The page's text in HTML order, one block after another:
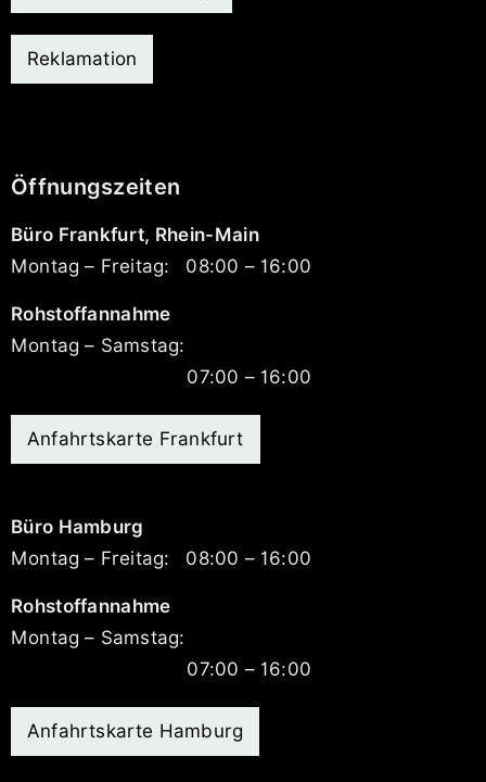
Reklamation
Öffnungszeiten
Büro Frankfurt, Rhein-Main
Montag – Freitag:
08:00 – 16:00
Rohstoffannahme
Montag – Samstag:
07:00 – 16:00
Anfahrtskarte Frankfurt
Büro Hamburg
Montag – Freitag:
08:00 – 16:00
Rohstoffannahme
Montag – Samstag:
07:00 – 16:00
Anfahrtskarte Hamburg